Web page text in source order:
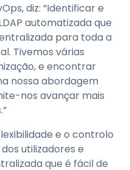
diz: “Identificar e
automatizada que
para toda a
Tivemos várias
e encontrar
nossa abordagem
nos avançar mais
e o controlo
utilizadores e
que é fácil de